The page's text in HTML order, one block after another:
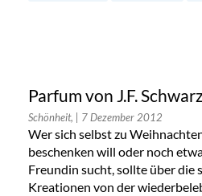
Parfum von J.F.
Schönheit, | 7 Dezember 2012
Wer sich selbst zu
beschenken will oder noch
Freundin sucht, sollte über die
Kreationen von der